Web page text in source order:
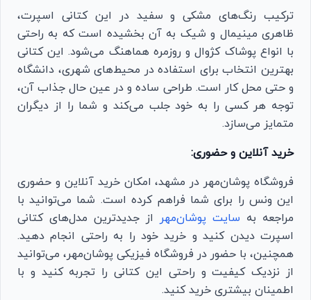
ترکیب رنگ‌های مشکی و سفید در این کتانی اسپرت،
ظاهری مینیمال و شیک به آن بخشیده است که به راحتی
با انواع پوشاک کژوال و روزمره هماهنگ می‌شود. این کتانی
بهترین انتخاب برای استفاده در محیط‌های شهری، دانشگاه
و حتی محل کار است. طراحی ساده و در عین حال جذاب آن،
توجه هر کسی را به خود جلب می‌کند و شما را از دیگران
متمایز می‌سازد.
خرید آنلاین و حضوری:
فروشگاه پوشان‌مهر در مشهد، امکان خرید آنلاین و حضوری
این ونس را برای شما فراهم کرده است. شما می‌توانید با
مراجعه به سایت پوشان‌مهر از جدیدترین مدل‌های کتانی
اسپرت دیدن کنید و خرید خود را به راحتی انجام دهید.
همچنین، با حضور در فروشگاه فیزیکی پوشان‌مهر، می‌توانید
از نزدیک کیفیت و راحتی این کتانی را تجربه کنید و با
اطمینان بیشتری خرید کنید.